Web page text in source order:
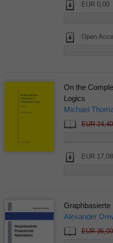
EUR 0,00
Open
On the
Logics
Michael
EUR 24,40
EUR 17,08
Alexander
EUR 36,00